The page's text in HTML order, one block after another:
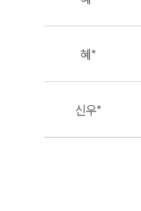
혜*
신우*